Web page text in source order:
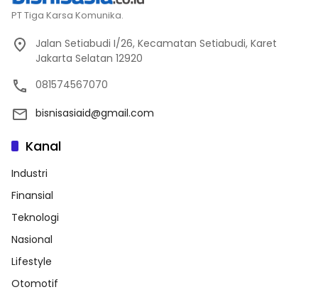
PT Tiga Karsa Komunika.
Jalan Setiabudi I/26, Kecamatan Setiabudi, Karet
Jakarta Selatan 12920
081574567070
bisnisasiaid@gmail.com
Kanal
Industri
Finansial
Teknologi
Nasional
Lifestyle
Otomotif